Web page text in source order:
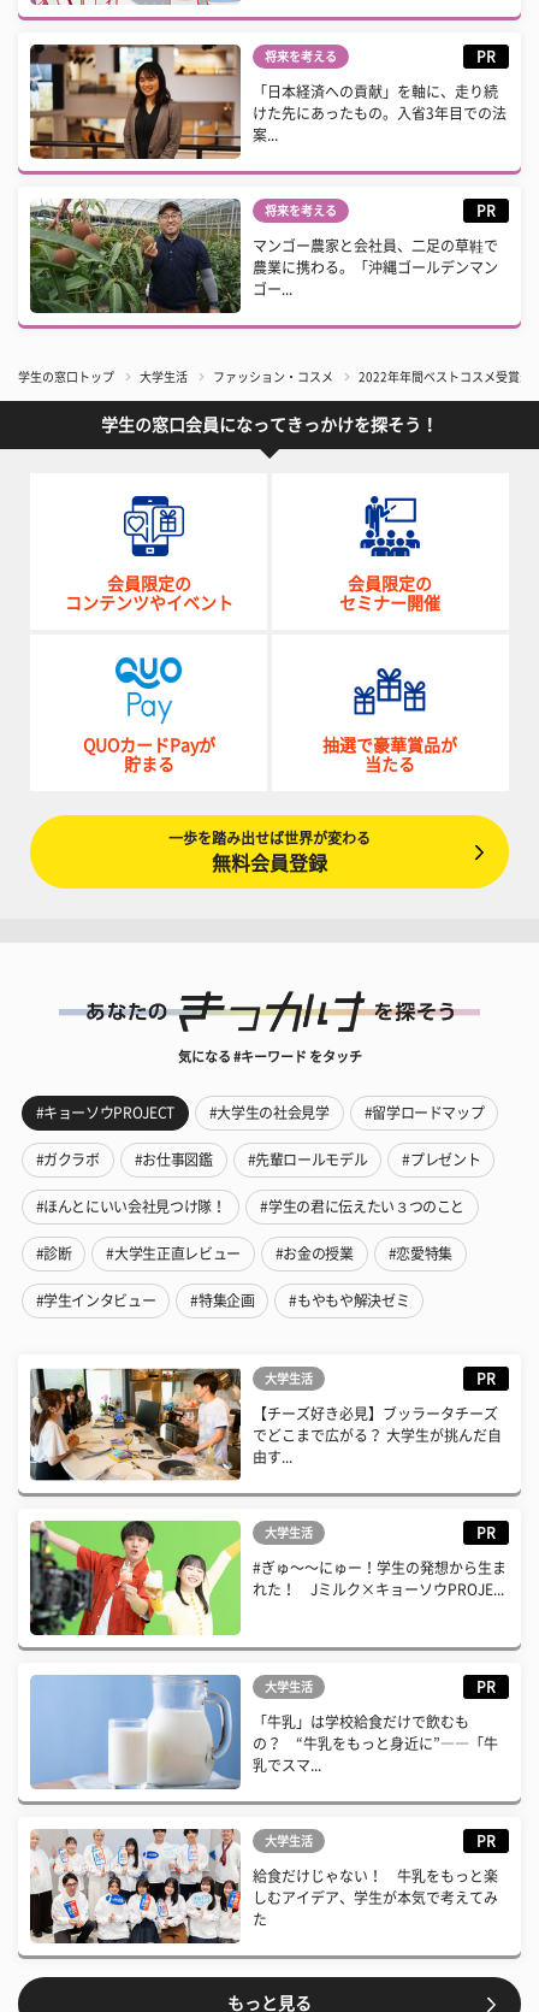
将来を考える PR
「日本経済への貢献」を軸に、走り続
けた先にあったもの。入省3年目での法
案...
将来を考える PR
マンゴー農家と会社員、二足の草鞋で
農業に携わる。「沖縄ゴールデンマン
ゴー...
学生の窓口トップ 大学生活 ファッション・コスメ 2022年年間ベストコスメ受賞最
学生の窓口会員になってきっかけを探そう！
会員限定の
コンテンツやイベント
会員限定の
セミナー開催
QUOカードPayが
貯まる
抽選で豪華賞品が
当たる
一歩を踏み出せば世界が変わる
無料会員登録
気になる #キーワード をタッチ
#キョーソウPROJECT #大学生の社会見学 #留学ロードマップ
#ガクラボ #お仕事図鑑 #先輩ロールモデル #プレゼント
#ほんとにいい会社見つけ隊！ #学生の君に伝えたい３つのこと
#診断 #大学生正直レビュー #お金の授業 #恋愛特集
#学生インタビュー #特集企画 #もやもや解決ゼミ
大学生活 PR
【チーズ好き必見】ブッラータチーズ
でどこまで広がる？ 大学生が挑んだ自
由す...
大学生活 PR
#ぎゅ〜〜にゅー！学生の発想から生ま
れた！ Jミルク×キョーソウPROJE...
大学生活 PR
「牛乳」は学校給食だけで飲むも
の？ “牛乳をもっと身近に”――「牛
乳でスマ...
大学生活 PR
給食だけじゃない！ 牛乳をもっと楽
しむアイデア、学生が本気で考えてみ
た
もっと見る